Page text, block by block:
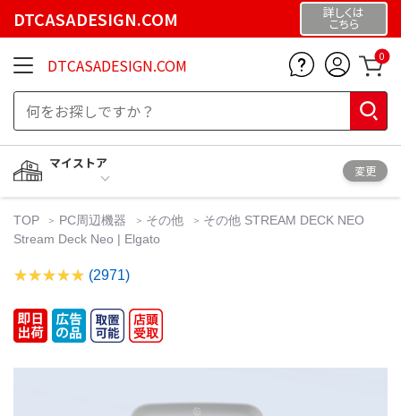
DTCASADESIGN.COM 詳しくは
こちら
DTCASADESIGN.COM 0
マイストア
変更
TOP PC周辺機器 その他
その他 STREAM DECK NEO
Stream Deck Neo | Elgato
(2971)